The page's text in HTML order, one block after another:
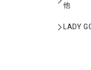
他
LADY